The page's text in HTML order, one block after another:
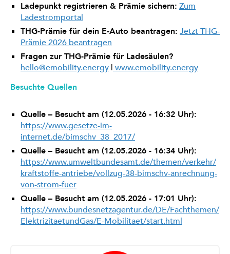
Ladepunkt registrieren & Prämie sichern: Zum
Ladestromportal
THG-Prämie für dein E-Auto beantragen: Jetzt THG-
Prämie 2026 beantragen
Fragen zur THG-Prämie für Ladesäulen?
hello@emobility.energy | www.emobility.energy
Besuchte Quellen
Quelle – Besucht am (12.05.2026 - 16:32 Uhr):
https://www.gesetze-im-
internet.de/bimschv_38_2017/
Quelle – Besucht am (12.05.2026 - 16:34 Uhr):
https://www.umweltbundesamt.de/themen/verkehr/
kraftstoffe-antriebe/vollzug-38-bimschv-anrechnung-
von-strom-fuer
Quelle – Besucht am (12.05.2026 - 17:01 Uhr):
https://www.bundesnetzagentur.de/DE/Fachthemen/
ElektrizitaetundGas/E-Mobilitaet/start.html